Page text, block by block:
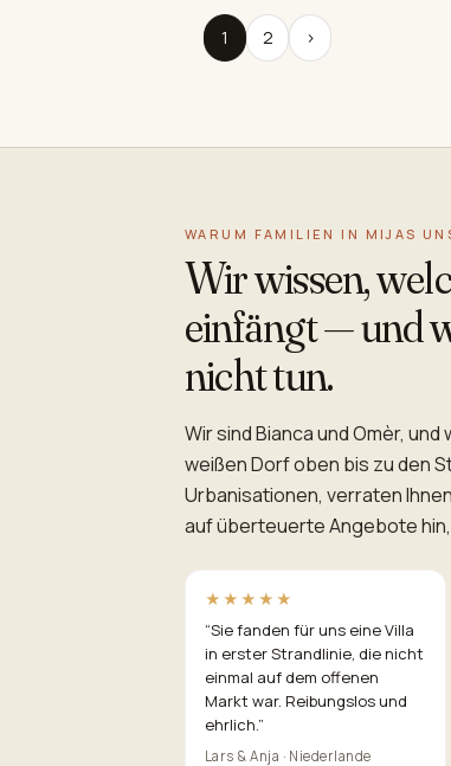
1 2 ›
WARUM FAMILIEN IN MIJAS
Wir wissen,
einfängt — und
nicht tun.
Wir sind Bianca und Omèr,
weißen Dorf oben bis zu den
Urbanisationen, verraten
auf überteuerte Angebote
★★★★★
“Sie fanden für uns eine Villa
in erster Strandlinie, die nicht
einmal auf dem offenen
Markt war. Reibungslos und
ehrlich. ”
Lars & Anja · Niederlande